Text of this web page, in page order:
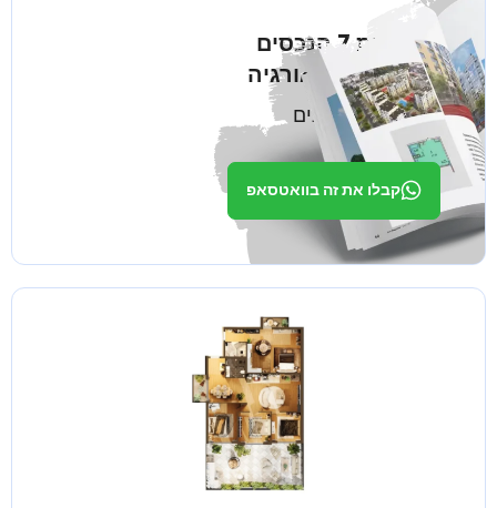
קבלו את 7 הנכסים
המובילים בגאורגיה
ממפתחים אמינים
קבלו את זה בוואטסאפ